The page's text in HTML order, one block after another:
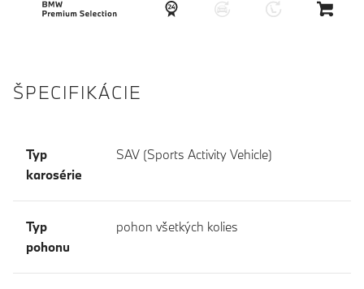
ŠPECIFIKÁCIE
Typ
karosérie
SAV (Sports Activity Vehicle)
Typ
pohonu
pohon všetkých kolies